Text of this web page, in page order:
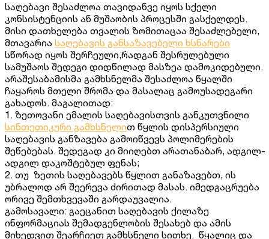
საღებავი შესაძლოა თავიდანვე იყოს სქელი
კონსისტენციის ან მუშაობის პროცესში გასქელდეს.
მისი დათხელება თვალის ზომითაცაა შესაძლებელი,
მთავარია საღებავის განსაზავებელი ხსნარები
სწორად იყოს შერჩეული,რადგან შესრულებული
სამუშაოს შედეგი დიდწილად მასზეა დამოკიდებული.
არაშესაბამისმა გამხსნელმა შესაძლოა წყალში
ჩაყაროს მთელი შრომა და მასალაც გამოუსადეგარი
გახადოს. მაგალითად:
1. ზეთოვანი ემალის საღებავისთვის განკუთვნილი
სინთეთიკური გამხსნელით წყლის დისპერსიული
საღებავის განზავება გამოიწვევს პოლიმერების
შეწებებას. შედეგად კი მიიღებთ არათანაბარ, ადგილ-
ადგილ დაკოშტებულ ფენას;
2. თუ ზეთის საღებავებს წყლით განაზავებთ, ის
უბრალოდ არ შეერევა ძირითად მასას. იმედგაცრუება
ორივე შემთხვევაში გარდაუვალია.
გამოსავალი: გაეცანით საღებავის ქილაზე
ინფორმაციას შემადგენლობის შესახებ და ამის
მიხედვით შეარჩიეთ გამხსნელი სითხე. წყალიც და